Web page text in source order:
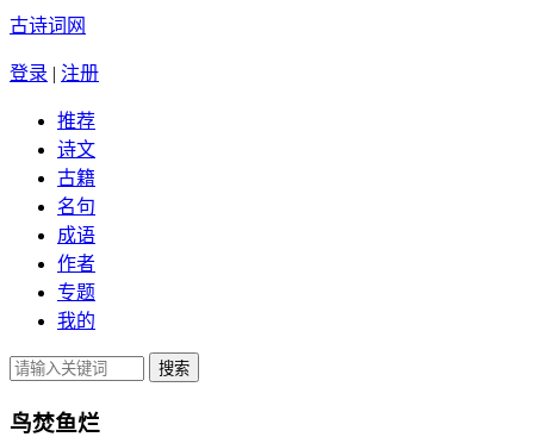
古诗词网
登录 | 注册
推荐
诗文
古籍
名句
成语
作者
专题
我的
鸟焚鱼烂